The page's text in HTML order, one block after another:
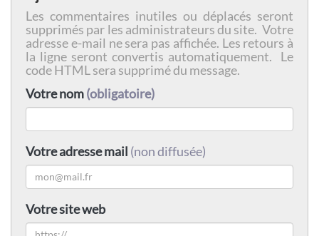
Les commentaires inutiles ou déplacés seront
supprimés par les administrateurs du site. Votre
adresse e-mail ne sera pas affichée. Les retours à
la ligne seront convertis automatiquement. Le
code HTML sera supprimé du message.
Votre nom(obligatoire)
Votre adresse mail (non diffusée)
Votre site web